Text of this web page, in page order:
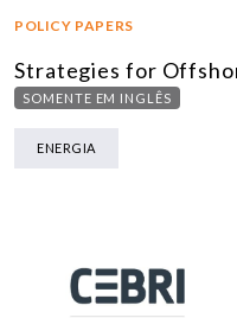
POLICY PAPERS
Strategies for
SOMENTE EM INGLÊS
ENERGIA